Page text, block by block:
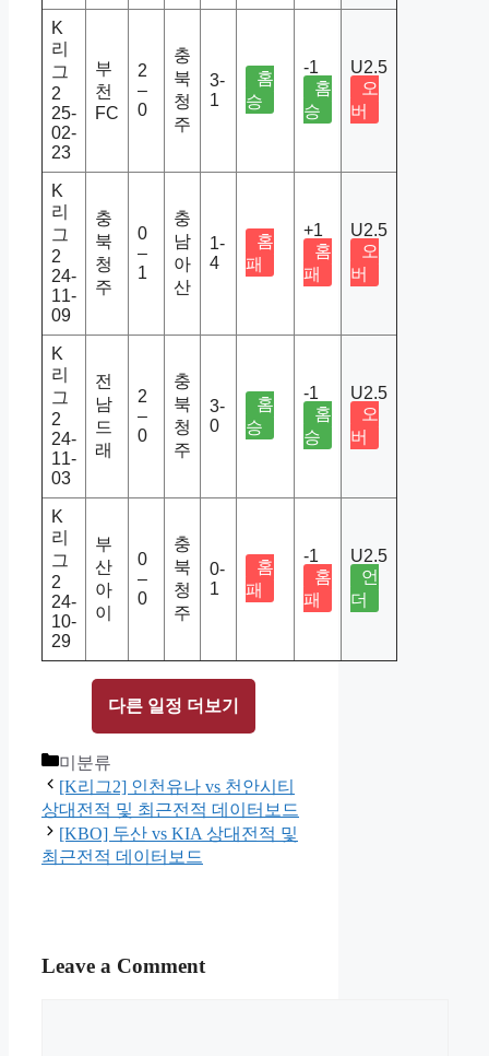
K
리
그
2
25-
02-
23
부
천
FC
2
–
0
충
북
청
주
3-
1
홈
승
-1
홈
승
U2.5
오
버
K
리
그
2
24-
11-
09
충
북
청
주
0
–
1
충
남
아
산
1-
4
홈
패
+1
홈
패
U2.5
오
버
K
리
그
2
24-
11-
03
전
남
드
래
2
–
0
충
북
청
주
3-
0
홈
승
-1
홈
승
U2.5
오
버
K
리
그
2
24-
10-
29
부
산
아
이
0
–
0
충
북
청
주
0-
1
홈
패
-1
홈
패
U2.5
언
더
다른 일정 더보기
Categories
미분류
[K리그2] 인천유나 vs 천안시티
상대전적 및 최근전적 데이터보드
[KBO] 두산 vs KIA 상대전적 및
최근전적 데이터보드
Leave a Comment